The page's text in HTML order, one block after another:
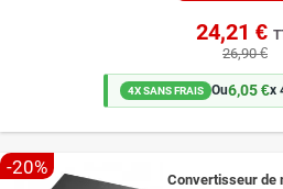
24,21 €
26,90 €
4X SANS FRAIS Ou6,05 €x
-20%
Convertisseur de